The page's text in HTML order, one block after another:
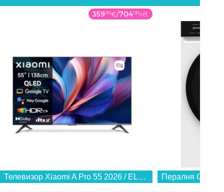
35999€/70408лв.
Телевизор Xiaomi A Pro 55 2026 / ELA5974EU , 138 см, 3840x2160 UHD-4K , 55 inch, Android , QLED ...